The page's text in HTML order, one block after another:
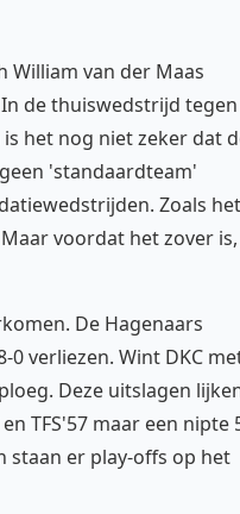
William van der Maas
de thuiswedstrijd tegen
is het nog niet zeker dat
'standaardteam'
Zoals het
voordat het zover is,
De Hagenaars
0 verliezen. Wint DKC
Deze uitslagen
TFS'57 maar een nipte
staan er play-offs op het